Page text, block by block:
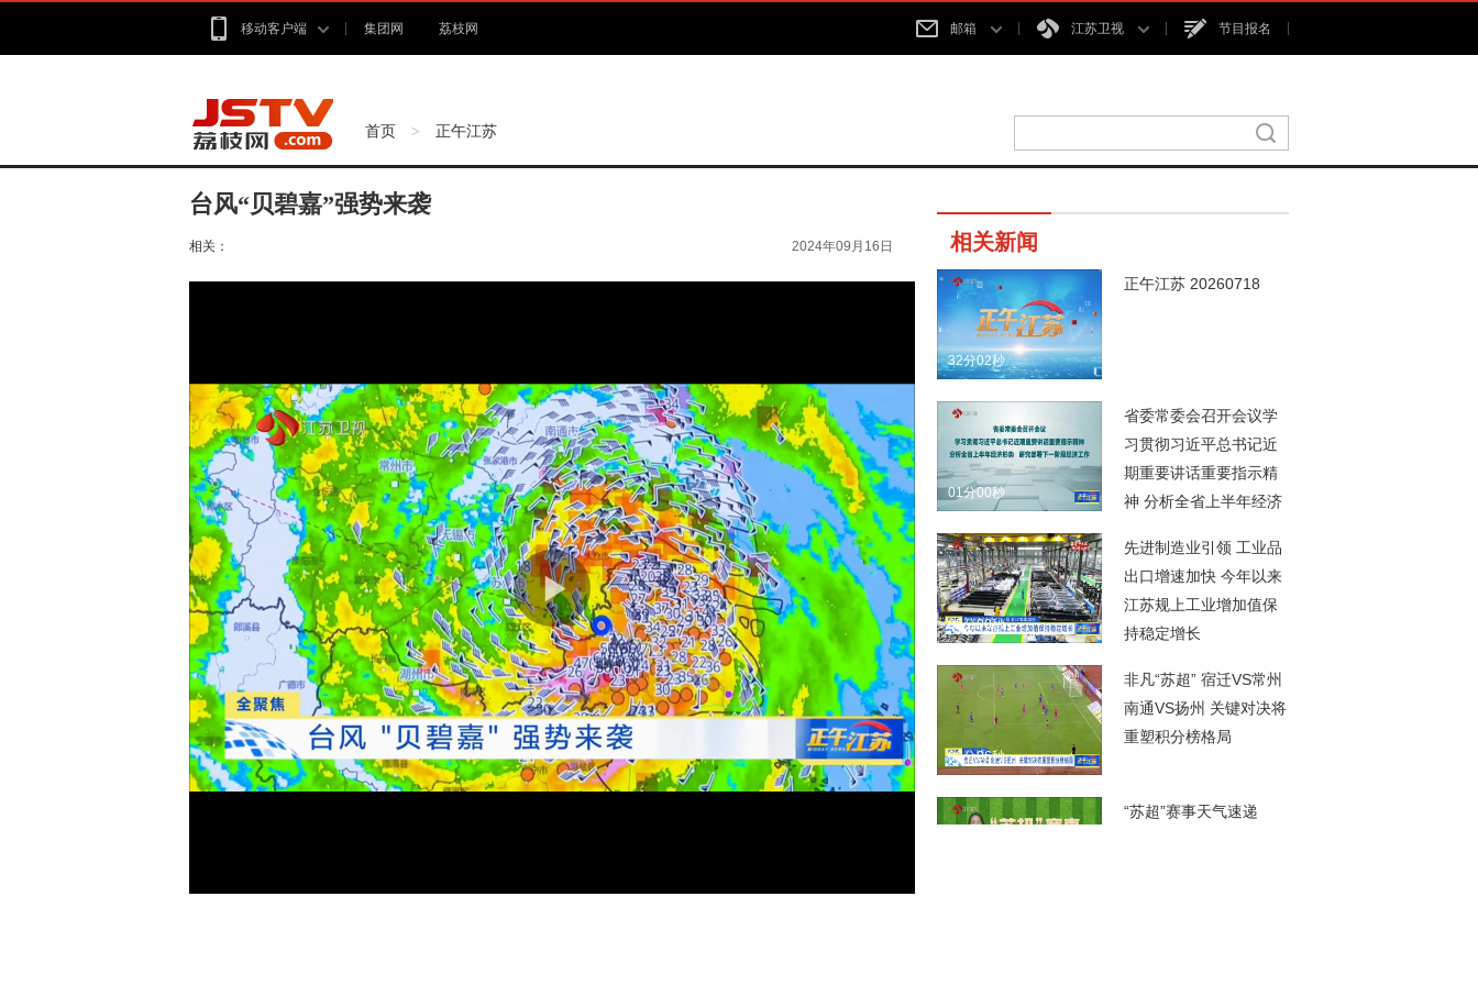
移动客户端 集团网 荔枝网 邮箱 江苏卫视 节目报名
首页 > 正午江苏
台风“贝碧嘉”强势来袭
相关： 2024年09月16日 相关新闻
32分02秒
正午江苏 20260718
01分00秒
省委常委会召开会议学
习贯彻习近平总书记近
期重要讲话重要指示精
神 分析全省上半年经济
经济工作
05分00秒
先进制造业引领 工业品
出口增速加快 今年以来
江苏规上工业增加值保
持稳定增长
03分06秒
非凡“苏超” 宿迁VS常州
南通VS扬州 关键对决将
重塑积分榜格局
“苏超”赛事天气速递